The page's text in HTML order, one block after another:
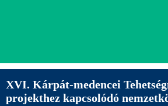
XVI. Kárpát-medencei
projekthez kapcsolódó